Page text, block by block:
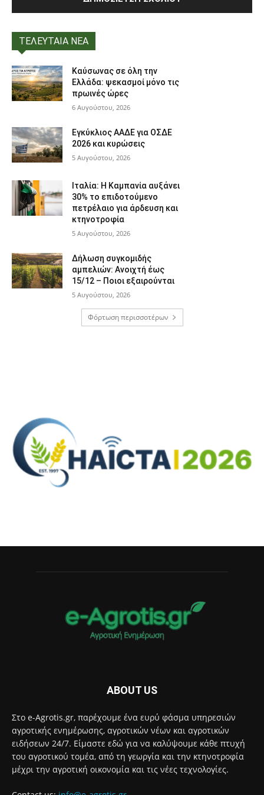
ΤΕΛΕΥΤΑΙΑ ΝΕΑ
Καύσωνας σε όλη την
Ελλάδα: ψεκασμοί μόνο τις
πρωινές ώρες
6 Αυγούστου, 2026
Εγκύκλιος ΑΑΔΕ για ΟΣΔΕ
2026 και κυρώσεις
5 Αυγούστου, 2026
Ιταλία: Η Καμπανία αυξάνει
30% το επιδοτούμενο
πετρέλαιο για άρδευση και
κτηνοτροφία
5 Αυγούστου, 2026
Δήλωση συγκομιδής
αμπελιών: Ανοιχτή έως
15/12 – Ποιοι εξαιρούνται
5 Αυγούστου, 2026
Φόρτωση περισσοτέρων
ABOUT US
Στο e-Agrotis.gr, παρέχουμε ένα ευρύ φάσμα υπηρεσιών
αγροτικής ενημέρωσης, αγροτικών νέων και αγροτικών
ειδήσεων 24/7. Είμαστε εδώ για να καλύψουμε κάθε πτυχή
του αγροτικού τομέα, από τη γεωργία και την κτηνοτροφία
μέχρι την αγροτική οικονομία και τις νέες τεχνολογίες.